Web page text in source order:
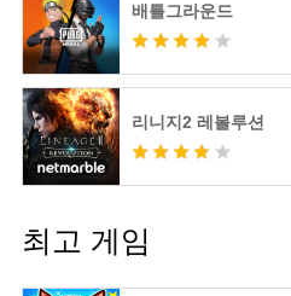
배틀그라운드
리니지2 레볼루션
최고 게임